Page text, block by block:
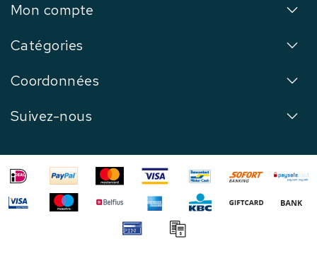
Mon compte
Catégories
Coordonnées
Suivez-nous